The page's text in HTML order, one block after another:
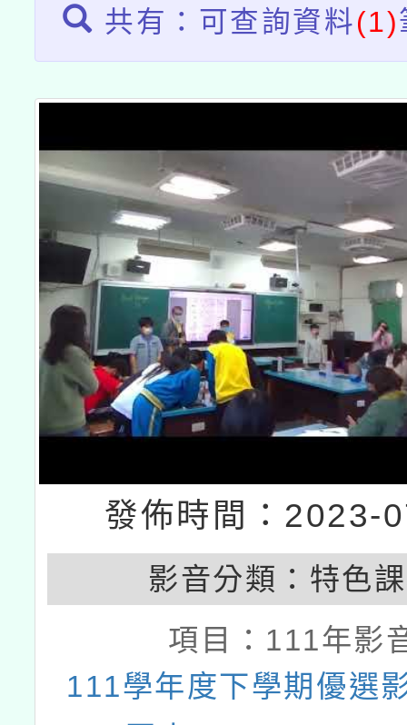
共有：可查詢資料(1)
發佈時間：2023-
影音分類： 特色
項目： 111年影
111學年度下學期優選